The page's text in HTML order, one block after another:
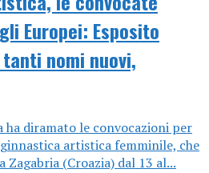
Europei: Esposito
nomi nuovi,
ha diramato le convocazioni per
artistica femminile, che
Zagabria (Croazia) dal 13 al...